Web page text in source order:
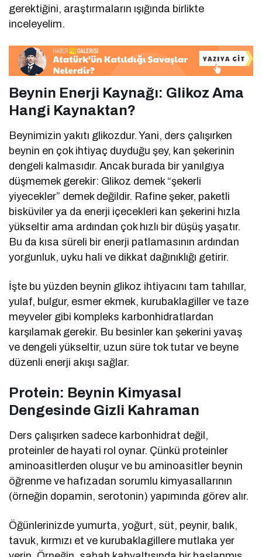
gerektiğini, araştırmaların ışığında birlikte
inceleyelim.
Beynin Enerji Kaynağı: Glikoz Ama
Hangi Kaynaktan?
Beynimizin yakıtı glikozdur. Yani, ders çalışırken
beynin en çok ihtiyaç duyduğu şey, kan şekerinin
dengeli kalmasıdır. Ancak burada bir yanılgıya
düşmemek gerekir: Glikoz demek “şekerli
yiyecekler” demek değildir. Rafine şeker, paketli
bisküviler ya da enerji içecekleri kan şekerini hızla
yükseltir ama ardından çok hızlı bir düşüş yaşatır.
Bu da kısa süreli bir enerji patlamasının ardından
yorgunluk, uyku hali ve dikkat dağınıklığı getirir.
İşte bu yüzden beynin glikoz ihtiyacını tam tahıllar,
yulaf, bulgur, esmer ekmek, kurubaklagiller ve taze
meyveler gibi kompleks karbonhidratlardan
karşılamak gerekir. Bu besinler kan şekerini yavaş
ve dengeli yükseltir, uzun süre tok tutar ve beyne
düzenli enerji akışı sağlar.
Protein: Beynin Kimyasal
Dengesinde Gizli Kahraman
Ders çalışırken sadece karbonhidrat değil,
proteinler de hayati rol oynar. Çünkü proteinler
aminoasitlerden oluşur ve bu aminoasitler beynin
öğrenme ve hafızadan sorumlu kimyasallarının
(örneğin dopamin, serotonin) yapımında görev alır.
Öğünlerinizde yumurta, yoğurt, süt, peynir, balık,
tavuk, kırmızı et ve kurubaklagillere mutlaka yer